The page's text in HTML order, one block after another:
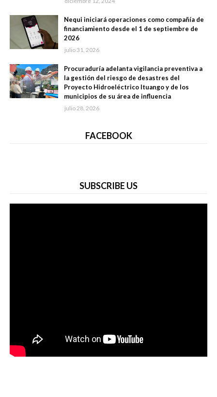
Nequi iniciará operaciones como compañía de
financiamiento desde el 1 de septiembre de
2026
julio 31, 2026
Procuraduría adelanta vigilancia preventiva a
la gestión del riesgo de desastres del
Proyecto Hidroeléctrico Ituango y de los
municipios de su área de influencia
julio 28, 2026
FACEBOOK
SUBSCRIBE US